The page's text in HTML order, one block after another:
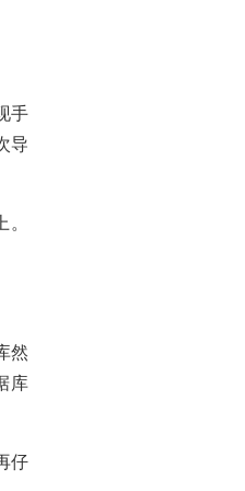
手
导
然
库
仔